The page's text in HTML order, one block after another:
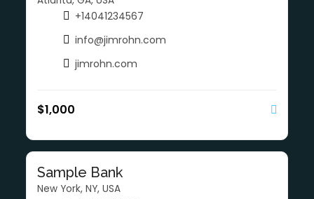
+14041234567
info@jimrohn.com
jimrohn.com
$1,000
Sample Bank
New York, NY, USA